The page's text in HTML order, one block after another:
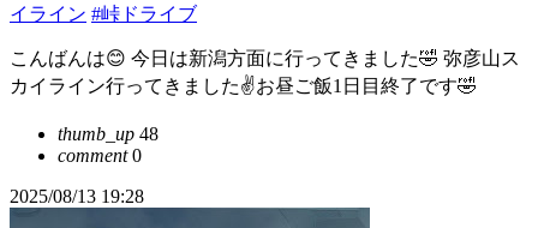
イライン #峠ドライブ
こんばんは😊 今日は新潟方面に行ってきました🤣 弥彦山ス
カイライン行ってきました✌️お昼ご飯1日目終了です🤣
thumb_up 48
comment0
2025/08/13 19:28